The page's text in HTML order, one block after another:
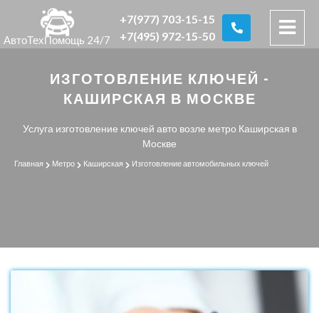
АвтоТехПомощь 24/7
+7(977) 703-15-15
+7(495) 972-15-50
ИЗГОТОВЛЕНИЕ КЛЮЧЕЙ -
КАШИРСКАЯ В МОСКВЕ
Услуга изготовление ключей авто возле метро Каширская в
Москве
Главная Метро Каширская Изготовление автомобильных ключей